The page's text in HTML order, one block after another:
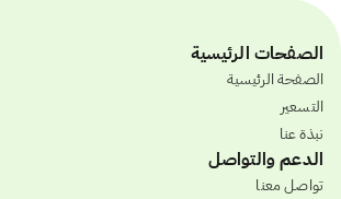
الصفحات الرئيسية
الصفحة الرئيسية
التسعير
نبذة عنا
الدعم والتواصل
تواصل معنا